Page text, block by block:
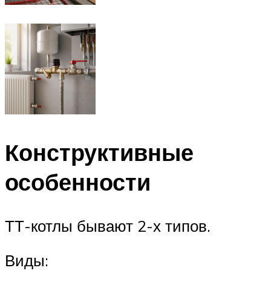
Конструктивные
особенности
ТТ-котлы бывают 2-х типов.
Виды: